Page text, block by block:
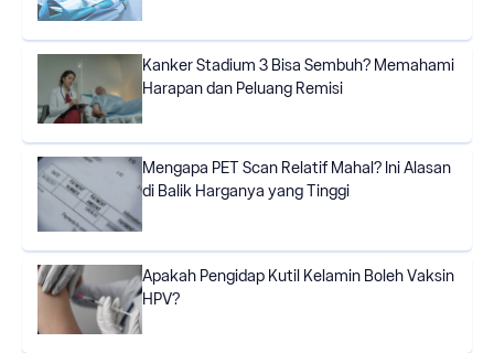
Kanker Stadium 3 Bisa Sembuh? Memahami
Harapan dan Peluang Remisi
Mengapa PET Scan Relatif Mahal? Ini Alasan
di Balik Harganya yang Tinggi
Apakah Pengidap Kutil Kelamin Boleh Vaksin
HPV?